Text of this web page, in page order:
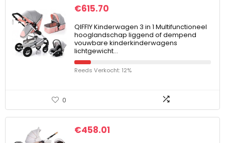
€615.70
QIFFIY Kinderwagen 3 in 1 Multifunctioneel
hooglandschap liggend of dempend
vouwbare kinderkinderwagens
lichtgewicht…
Reeds Verkocht: 12%
0
€458.01